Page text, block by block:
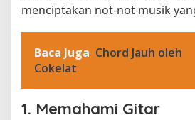
menciptakan not-not musik
Baca Juga Chord Jauh oleh
Cokelat
1. Memahami Gitar